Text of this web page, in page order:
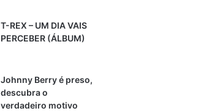
T-REX – UM DIA VAIS
PERCEBER (ÁLBUM)
Johnny Berry é preso,
descubra o
verdadeiro motivo